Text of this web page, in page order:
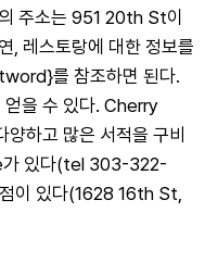
주소는 951 20th St이
, 레스토랑에 대한 정보를
를 참조하면 된다.
얻을 수 있다. Cherry
하고 많은 서적을 구비
있다(tel 303-322-
이 있다(1628 16th St,